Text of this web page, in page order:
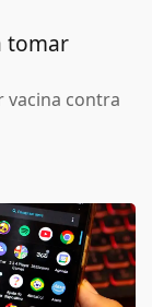
tomar
vacina contra